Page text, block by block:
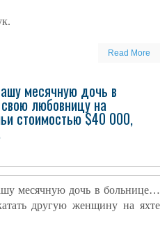
Read More
месячную дочь в
любовницу на
стоимостью $40 000,
месячную дочь в больнице…
другую женщину на яхте